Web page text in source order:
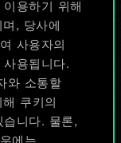
용하기 위해
, 당사에
사용자의
용됩니다.
와 소통할
쿠키의
니다. 물론,
하기